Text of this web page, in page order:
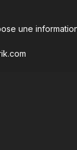
une